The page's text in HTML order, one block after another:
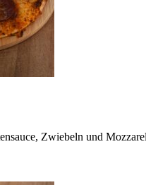
Zwiebeln und